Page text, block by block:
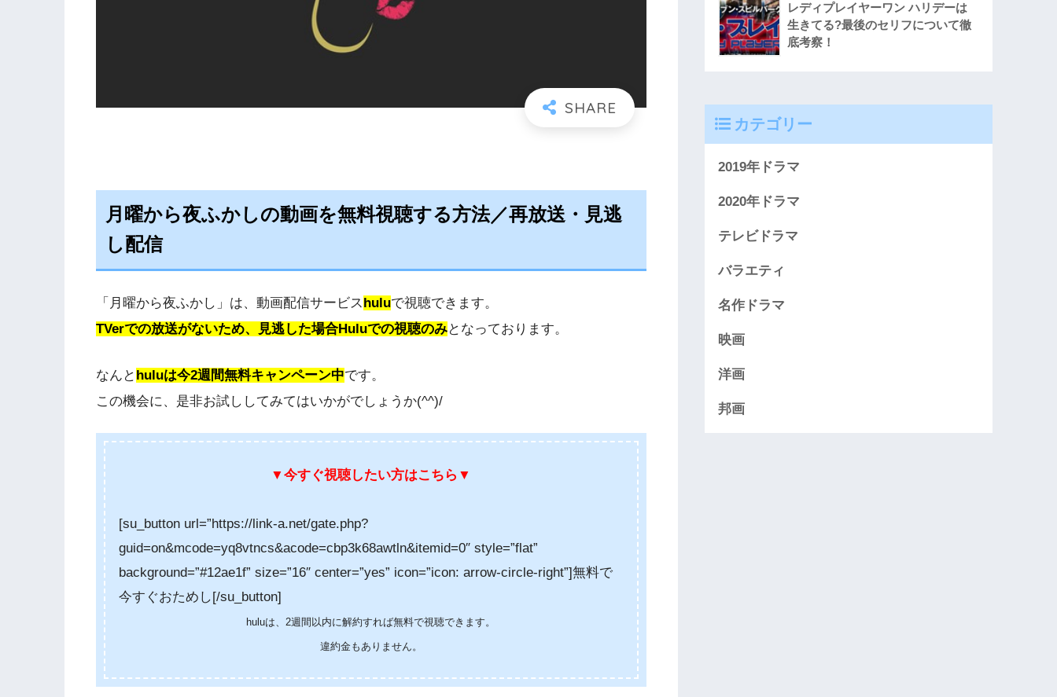
月曜から夜ふかしの動画を無料視聴する方法／再放送・見逃
し配信
「月曜から夜ふかし」は、動画配信サービスhuluで視聴できます。
TVerでの放送がないため、見逃した場合Huluでの視聴のみとなっております。
なんと huluは今2週間無料キャンペーン中です。
この機会に、是非お試ししてみてはいかがでしょうか(^^)/
▼今すぐ視聴したい方はこちら▼
[su_button url=”https://link-a.net/gate.php?
guid=on&mcode=yq8vtncs&acode=cbp3k68awtln&itemid=0″ style=”flat”
background=”#12ae1f” size=”16″ center=”yes” icon=”icon: arrow-circle-right”]無料で
今すぐおためし[/su_button]
huluは、2週間以内に解約すれば無料で視聴できます。
違約金もありません。
レディプレイヤーワン ハリデーは
生きてる?最後のセリフについて徹
底考察！
カテゴリー
2019年ドラマ
2020年ドラマ
テレビドラマ
バラエティ
名作ドラマ
映画
洋画
邦画